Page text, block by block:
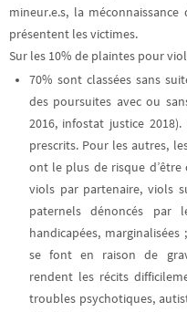
mineur.e.s, la
présentent les victimes.
Sur les 10% de plaintes pour
70% sont classées sans
des poursuites avec ou
2016, infostat justice
prescrits. Pour les autres,
ont le plus de risque d’être
viols par partenaire, viols
paternels dénoncés par
handicapées,
se font en raison de
rendent les récits
troubles psychotiques,